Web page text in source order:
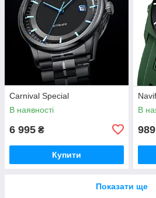
Carnival Special
В наявності
6 995 ₴
Купити
В
989
Показати ще